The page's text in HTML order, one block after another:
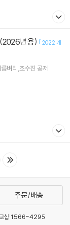
년용) [ 2022 개
벼리,조수진 공저
주문/배송
샵 1566-4295